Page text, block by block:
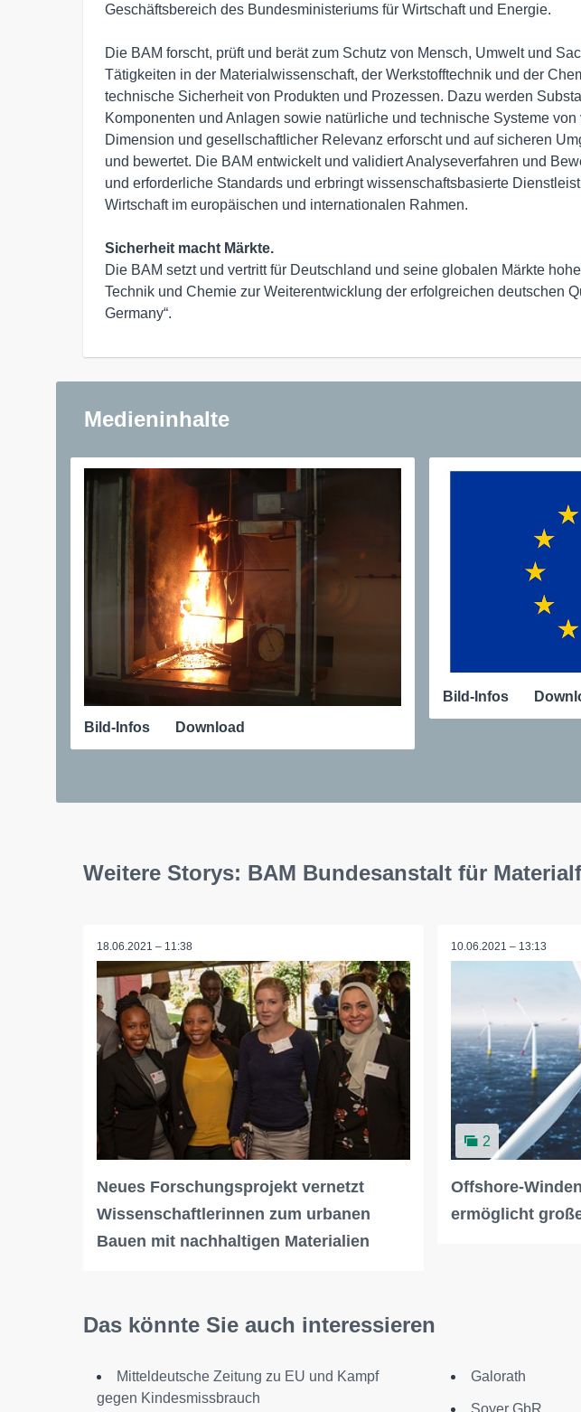
Geschäftsbereich des Bundesministeriums für Wirtschaft und Energie.
Die BAM forscht, prüft und berät zum Schutz von Mensch, Umwelt und
Tätigkeiten in der Materialwissenschaft, der Werkstofftechnik und der
technische Sicherheit von Produkten und Prozessen. Dazu werden
Komponenten und Anlagen sowie natürliche und technische Systeme
Dimension und gesellschaftlicher Relevanz erforscht und auf sicheren
und bewertet. Die BAM entwickelt und validiert Analyseverfahren und
und erforderliche Standards und erbringt wissenschaftsbasierte
Wirtschaft im europäischen und internationalen Rahmen.
Sicherheit macht Märkte.
Die BAM setzt und vertritt für Deutschland und seine globalen Märkte
Technik und Chemie zur Weiterentwicklung der erfolgreichen deutschen
Germany“.
Medieninhalte
Bild-Infos Download
Bild-Infos
Weitere Storys: BAM Bundesanstalt für
18.06.2021 – 11:38
Neues Forschungsprojekt vernetzt
Wissenschaftlerinnen zum urbanen
Bauen mit nachhaltigen Materialien
10.06.2021 – 13:13
2
Offshore-
ermöglicht
Das könnte Sie auch interessieren
Mitteldeutsche Zeitung zu EU und Kampf
gegen Kindesmissbrauch
Galorath